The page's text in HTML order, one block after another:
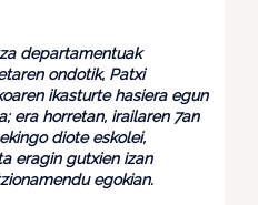
departamentuak
ondotik, Patxi
ikasturte hasiera egun
era horretan, irailaren 7an
diote eskolei,
eragin gutxien izan
egokian.